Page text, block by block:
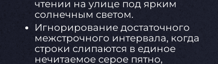
чтении на улице под ярким
солнечным светом.
Игнорирование достаточного
межстрочного интервала, когда
строки слипаются в единое
нечитаемое серое пятно,